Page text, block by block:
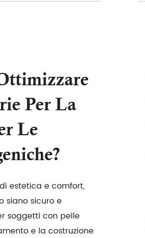
Per La
Le
estetica e comfort,
siano sicuro e
soggetti con pelle
e la costruzione